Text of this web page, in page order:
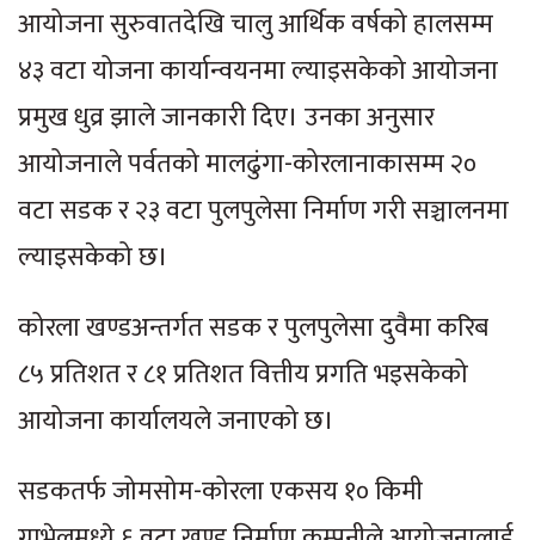
आयोजना सुरुवातदेखि चालु आर्थिक वर्षको हालसम्म
४३ वटा योजना कार्यान्वयनमा ल्याइसकेको आयोजना
प्रमुख धुव्र झाले जानकारी दिए। उनका अनुसार
आयोजनाले पर्वतको मालढुंगा-कोरलानाकासम्म २०
वटा सडक र २३ वटा पुलपुलेसा निर्माण गरी सञ्चालनमा
ल्याइसकेको छ।
कोरला खण्डअन्तर्गत सडक र पुलपुलेसा दुवैमा करिब
८५ प्रतिशत र ८१ प्रतिशत वित्तीय प्रगति भइसकेको
आयोजना कार्यालयले जनाएको छ।
सडकतर्फ जोमसोम-कोरला एकसय १० किमी